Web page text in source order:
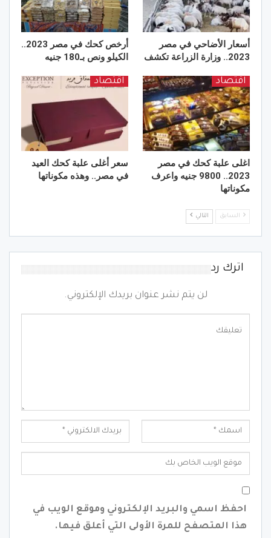
أسعار الأضاحي في مصر
2023.. وزارة الزراعة تكشف
أرخص كحك في مصر 2023..
الكيلو ونص بـ180 جنيه
اقتصاد
اغلى علبة كحك في مصر
2023.. 9800 جنيه واعرف
مكوناتها
اقتصاد
سعر أغلى علبة كحك العيد
في مصر.. وهذه مكوناتها
السابق التالي
اترك رد
لن يتم نشر عنوان بريدك الإلكتروني.
احفظ اسمي والبريد الإلكتروني وموقع الويب في
هذا المتصفح للمرة الأولى التي أعلق فيها.